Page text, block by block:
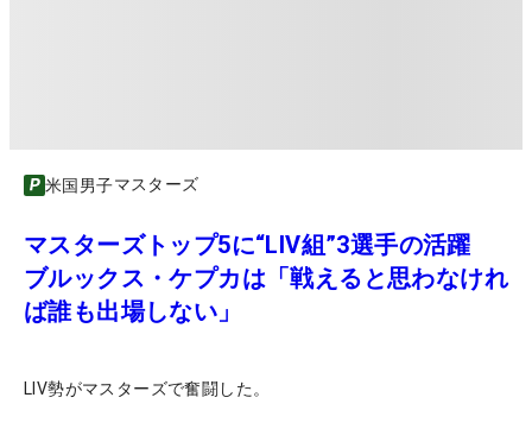
米国男子マスターズ
マスターズトップ5に“LIV組”3選手の活躍
ブルックス・ケプカは「戦えると思わなけれ
ば誰も出場しない」
LIV勢がマスターズで奮闘した。